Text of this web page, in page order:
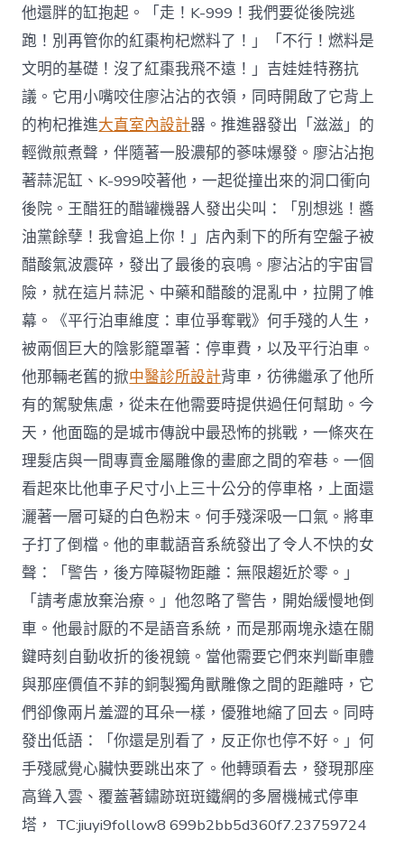
他還胖的缸抱起。「走！K-999！我們要從後院逃
跑！別再管你的紅棗枸杞燃料了！」「不行！燃料是
文明的基礎！沒了紅棗我飛不遠！」吉娃娃特務抗
議。它用小嘴咬住廖沾沾的衣領，同時開啟了它背上
的枸杞推進大直室內設計器。推進器發出「滋滋」的
輕微煎煮聲，伴隨著一股濃郁的蔘味爆發。廖沾沾抱
著蒜泥缸、K-999咬著他，一起從撞出來的洞口衝向
後院。王醋狂的醋罐機器人發出尖叫：「別想逃！醬
油黨餘孽！我會追上你！」店內剩下的所有空盤子被
醋酸氣波震碎，發出了最後的哀鳴。廖沾沾的宇宙冒
險，就在這片蒜泥、中藥和醋酸的混亂中，拉開了帷
幕。《平行泊車維度：車位爭奪戰》何手殘的人生，
被兩個巨大的陰影籠罩著：停車費，以及平行泊車。
他那輛老舊的掀中醫診所設計背車，彷彿繼承了他所
有的駕駛焦慮，從未在他需要時提供過任何幫助。今
天，他面臨的是城市傳說中最恐怖的挑戰，一條夾在
理髮店與一間專賣金屬雕像的畫廊之間的窄巷。一個
看起來比他車子尺寸小上三十公分的停車格，上面還
灑著一層可疑的白色粉末。何手殘深吸一口氣。將車
子打了倒檔。他的車載語音系統發出了令人不快的女
聲：「警告，後方障礙物距離：無限趨近於零。」
「請考慮放棄治療。」他忽略了警告，開始緩慢地倒
車。他最討厭的不是語音系統，而是那兩塊永遠在關
鍵時刻自動收折的後視鏡。當他需要它們來判斷車體
與那座價值不菲的銅製獨角獸雕像之間的距離時，它
們卻像兩片羞澀的耳朵一樣，優雅地縮了回去。同時
發出低語：「你還是別看了，反正你也停不好。」何
手殘感覺心臟快要跳出來了。他轉頭看去，發現那座
高聳入雲、覆蓋著鏽跡斑斑鐵網的多層機械式停車
塔， TC:jiuyi9follow8 699b2bb5d360f7.23759724